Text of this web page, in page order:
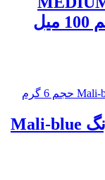
لیپ اویل (روغن لب) شیگلم رنگ Mali-blue